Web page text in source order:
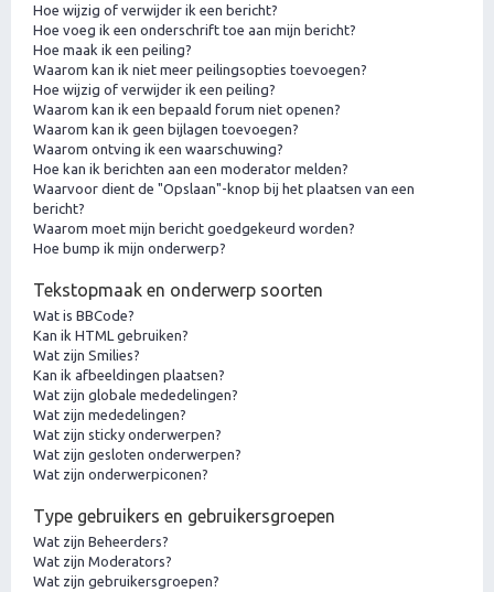
Hoe wijzig of verwijder ik een bericht?
Hoe voeg ik een onderschrift toe aan mijn bericht?
Hoe maak ik een peiling?
Waarom kan ik niet meer peilingsopties toevoegen?
Hoe wijzig of verwijder ik een peiling?
Waarom kan ik een bepaald forum niet openen?
Waarom kan ik geen bijlagen toevoegen?
Waarom ontving ik een waarschuwing?
Hoe kan ik berichten aan een moderator melden?
Waarvoor dient de "Opslaan"-knop bij het plaatsen van een
bericht?
Waarom moet mijn bericht goedgekeurd worden?
Hoe bump ik mijn onderwerp?
Tekstopmaak en onderwerp soorten
Wat is BBCode?
Kan ik HTML gebruiken?
Wat zijn Smilies?
Kan ik afbeeldingen plaatsen?
Wat zijn globale mededelingen?
Wat zijn mededelingen?
Wat zijn sticky onderwerpen?
Wat zijn gesloten onderwerpen?
Wat zijn onderwerpiconen?
Type gebruikers en gebruikersgroepen
Wat zijn Beheerders?
Wat zijn Moderators?
Wat zijn gebruikersgroepen?